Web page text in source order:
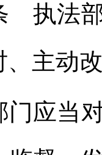
法部
、主动
当对